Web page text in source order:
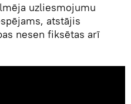
uzliesmojumu
atstājis
nesen fiksētas arī